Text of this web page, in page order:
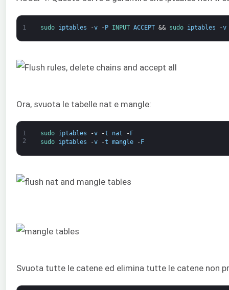
1 sudo iptables -v -P INPUT ACCEPT && sudo iptables -v
Ora, svuota le tabelle nat e mangle:
1
2
sudo iptables -v -t nat - F
sudo iptables -v -t mangle - F
Svuota tutte le catene ed elimina tutte le catene non